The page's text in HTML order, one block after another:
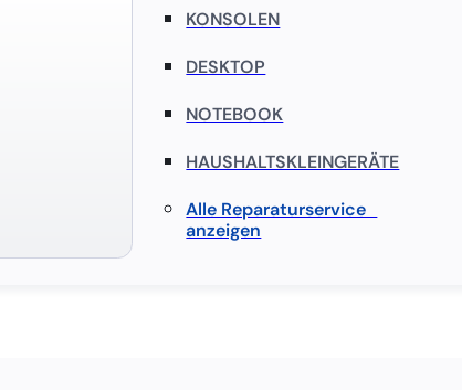
KONSOLEN
DESKTOP
NOTEBOOK
HAUSHALTSKLEINGERÄTE
Alle Reparaturservice
anzeigen